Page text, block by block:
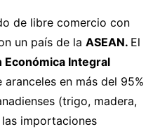
de libre comercio con
un país de la ASEAN. El
Integral
en más del 95%
(trigo, madera,
importaciones